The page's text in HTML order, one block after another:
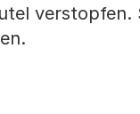
verstopfen.